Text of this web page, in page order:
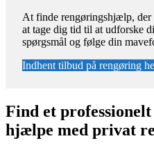
At finde rengøringshjælp,
at tage dig tid til at udforske
spørgsmål og følge din
Indhent tilbud på rengøring
Find et
hjælpe med privat